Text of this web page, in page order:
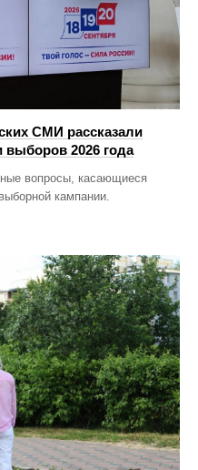
СМИ рассказали
выборов 2026 года
вопросы, касающиеся
кампании.